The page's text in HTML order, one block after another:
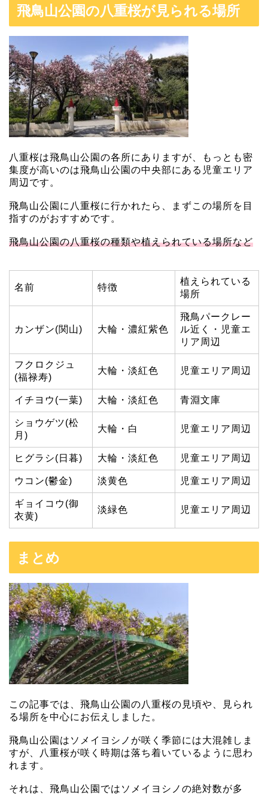
飛鳥山公園の八重桜が見られる場所
八重桜は飛鳥山公園の各所にありますが、もっとも密
集度が高いのは飛鳥山公園の中央部にある児童エリア
周辺です。
飛鳥山公園に八重桜に行かれたら、まずこの場所を目
指すのがおすすめです。
飛鳥山公園の八重桜の種類や植えられている場所など
名前 特徴
植えられている
場所
カンザン(関山) 大輪・濃紅紫色
飛鳥パークレー
ル近く・児童エ
リア周辺
フクロクジュ
(福禄寿)
大輪・淡紅色 児童エリア周辺
イチヨウ(一葉) 大輪・淡紅色 青淵文庫
ショウゲツ(松
月)
大輪・白 児童エリア周辺
ヒグラシ(日暮) 大輪・淡紅色 児童エリア周辺
ウコン(鬱金) 淡黄色 児童エリア周辺
ギョイコウ(御
衣黄)
淡緑色 児童エリア周辺
まとめ
この記事では、飛鳥山公園の八重桜の見頃や、見られ
る場所を中心にお伝えしました。
飛鳥山公園はソメイヨシノが咲く季節には大混雑しま
すが、八重桜が咲く時期は落ち着いているように思わ
れます。
それは、飛鳥山公園ではソメイヨシノの絶対数が多